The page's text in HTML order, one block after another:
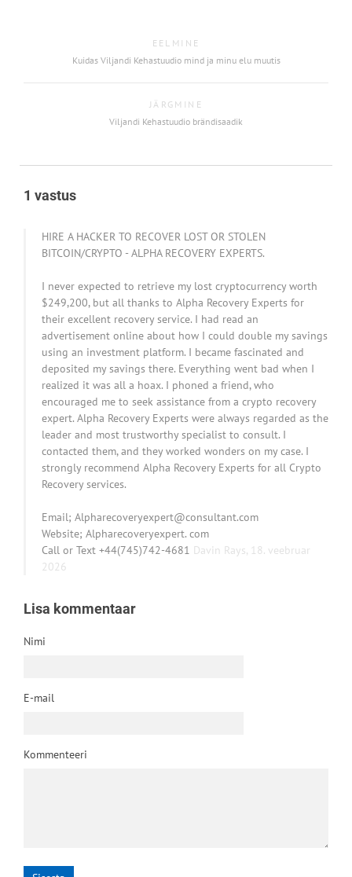
EELMINE
Kuidas Viljandi Kehastuudio mind ja minu elu muutis
JÄRGMINE
Viljandi Kehastuudio brändisaadik
1 vastus
HIRE A HACKER TO RECOVER LOST OR STOLEN
BITCOIN/CRYPTO - ALPHA RECOVERY EXPERTS.
I never expected to retrieve my lost cryptocurrency worth
$249,200, but all thanks to Alpha Recovery Experts for
their excellent recovery service. I had read an
advertisement online about how I could double my savings
using an investment platform. I became fascinated and
deposited my savings there. Everything went bad when I
realized it was all a hoax. I phoned a friend, who
encouraged me to seek assistance from a crypto recovery
expert. Alpha Recovery Experts were always regarded as the
leader and most trustworthy specialist to consult. I
contacted them, and they worked wonders on my case. I
strongly recommend Alpha Recovery Experts for all Crypto
Recovery services.
Email; Alpharecoveryexpert@consultant.com
Website; Alpharecoveryexpert. com
Call or Text +44(745)742-4681 Davin Rays, 18. veebruar
2026
Lisa kommentaar
Nimi
E-mail
Kommenteeri